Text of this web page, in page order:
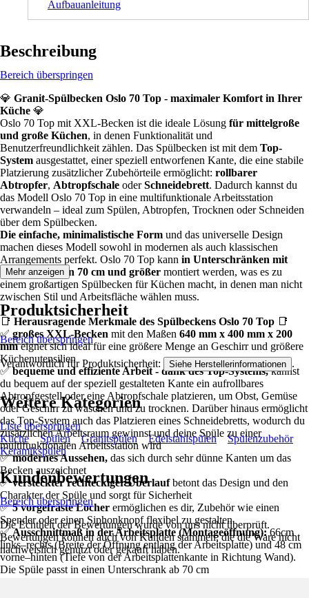
Aufbauanleitung
Beschreibung
Bereich überspringen
💎 Granit-Spülbecken Oslo 70 Top - maximaler Komfort in Ihrer
Küche 💎
Oslo 70 Top mit XXL-Becken ist die ideale Lösung für mittelgroße
und große Küchen, in denen Funktionalität und
Benutzerfreundlichkeit zählen. Das Spülbecken ist mit dem Top-
System ausgestattet, einer speziell entworfenen Kante, die eine stabile
Platzierung zusätzlicher Zubehörteile ermöglicht: rollbarer
Abtropfer, Abtropfschale oderSchneidebrett. Dadurch kannst du
das Modell Oslo 70 Top in eine multifunktionale Arbeitsstation
verwandeln – ideal zum Spülen, Abtropfen, Trocknen oder Schneiden
über dem Spülbecken.
Die einfache, minimalistische Form und das universelle Design
machen dieses Modell sowohl in modernen als auch klassischen
Arrangements perfekt. Oslo 70 Top kann in Unterschränken mit
einer Breite von 70 cm und größer montiert werden, was es zu
einem großartigen Spülbecken für Küchen macht, in denen man nicht
zwischen Stil und Arbeitsfläche wählen muss.
📑 Herausragende Merkmale des Spülbeckens Oslo 70 Top 📑
✅ großes XXL-Becken mit den Maßen 640 mm x 400 mm x 200
mmeignet sich ideal für eine größere Menge an Geschirr und größere
Küchenutensilien
✅bequeme und effiziente Arbeit - dank des Top-Systems,kannst
du bequem auf der speziell gestalteten Kante ein aufrollbares
Abtropfgestell oder eine Abtropfschale platzieren, um Obst, Gemüse
oder Geschirr zu waschen und zu trocknen. Darüber hinaus ermöglicht
das Top-System auch das Platzieren eines Schneidebretts, wodurch du
zusätzlichen Arbeitsraum gewinnst und deine Spüle zu einer
multifunktionalen Arbeitsstation wird
✅modernes Aussehen, das sich durch sehr dünne Kanten um das
Becken auszeichnet
✅versteckter rechteckiger Überlaufbetont das Design und den
Charakter der Spüle und sorgt für Sicherheit
✅5 vorgefräste Löcher ermöglichen es dir, Zubehör wie einen
Spender oder einen Siphonknopf flexibel zu gestalten
✅Ausschnittmaß in der Arbeitsplatte (Montageöffnung):66cm
links–rechts (Breite der Öffnung entlang der Arbeitsplatte) und 48 cm
vorne–hinten (Tiefe von der Arbeitsplattenkante in Richtung Wand).
Die Spüle passt in einen Unterschrank ab 70 cm
Mehr anzeigen
Produktsicherheit
Bereich überspringen
Verantwortlich für Produktsicherheit: Siehe Herstellerinformationen .
Weitere Kategorien
Liste überspringen
Küche
Spülen Granitspülen Edelstahlspülen
Spülenzubehör
Keramikspülen
Kundenbewertungen
Bereich überspringen
Die Echtheit der Bewertungen wurde von uns nicht überprüft.
Bewertungen können auch von Kunden stammen, die die Ware nicht
nachweislich genutzt oder gekauft haben.